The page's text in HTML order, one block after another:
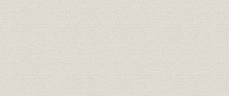
社歌 室蘭製鉄所所歌
事業所 製鉄所本事務所
施設
テレタイプ室//本事務所外景//機
械計算機//機械計算機パンチ作
業//機械計算機室内部
定款 北海道炭礦汽船株式会社定款 明治40年8